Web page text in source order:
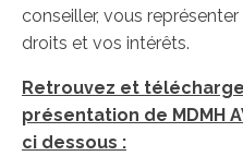
conseiller, vous
droits et vos intérêts.
Retrouvez et
présentation de MDMH
ci dessous :